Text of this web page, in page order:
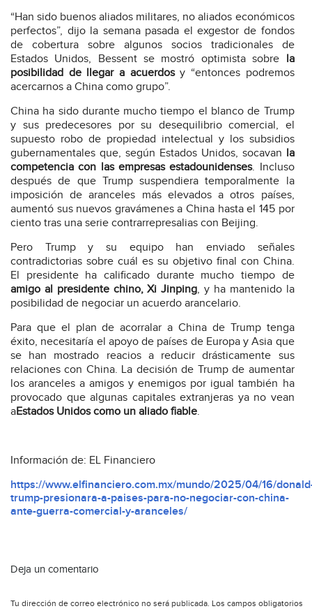
“Han sido buenos aliados militares, no aliados económicos
perfectos”, dijo la semana pasada el exgestor de fondos
de cobertura sobre algunos socios tradicionales de
Estados Unidos, Bessent se mostró optimista sobre la
posibilidad de llegar a acuerdosy “entonces podremos
acercarnos a China como grupo”.
China ha sido durante mucho tiempo el blanco de Trump
y sus predecesores por su desequilibrio comercial, el
supuesto robo de propiedad intelectual y los subsidios
gubernamentales que, según Estados Unidos, socavan la
competencia con las empresas estadounidenses. Incluso
después de que Trump suspendiera temporalmente la
imposición de aranceles más elevados a otros países,
aumentó sus nuevos gravámenes a China hasta el 145 por
ciento tras una serie contrarrepresalias con Beijing.
Pero Trump y su equipo han enviado señales
contradictorias sobre cuál es su objetivo final con China.
El presidente ha calificado durante mucho tiempo de
amigo al presidente chino, Xi Jinping, y ha mantenido la
posibilidad de negociar un acuerdo arancelario.
Para que el plan de acorralar a China de Trump tenga
éxito, necesitaría el apoyo de países de Europa y Asia que
se han mostrado reacios a reducir drásticamente sus
relaciones con China. La decisión de Trump de aumentar
los aranceles a amigos y enemigos por igual también ha
provocado que algunas capitales extranjeras ya no vean
aEstados Unidos como un aliado fiable.
Información de: EL Financiero
https://www.elfinanciero.com.mx/mundo/2025/04/16/
trump-presionara-a-paises-para-no-negociar-con-china-
ante-guerra-comercial-y-aranceles/
Deja un comentario
Tu dirección de correo electrónico no será publicada. Los campos obligatorios